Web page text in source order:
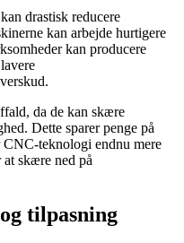
drastisk reducere
kan arbejde hurtigere
kan producere
da de kan skære
Dette sparer penge på
teknologi endnu mere
skære ned på
tilpasning